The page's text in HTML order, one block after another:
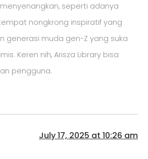
seperti adanya
nongkrong inspiratif yang
generasi muda gen-Z yang suka
Keren nih, Arisza Library bisa
pengguna.
July 17, 2025 at 10:26 am